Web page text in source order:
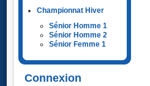
Championnat Hiver
Sénior Homme 1
Sénior Homme 2
Sénior Femme 1
Connexion